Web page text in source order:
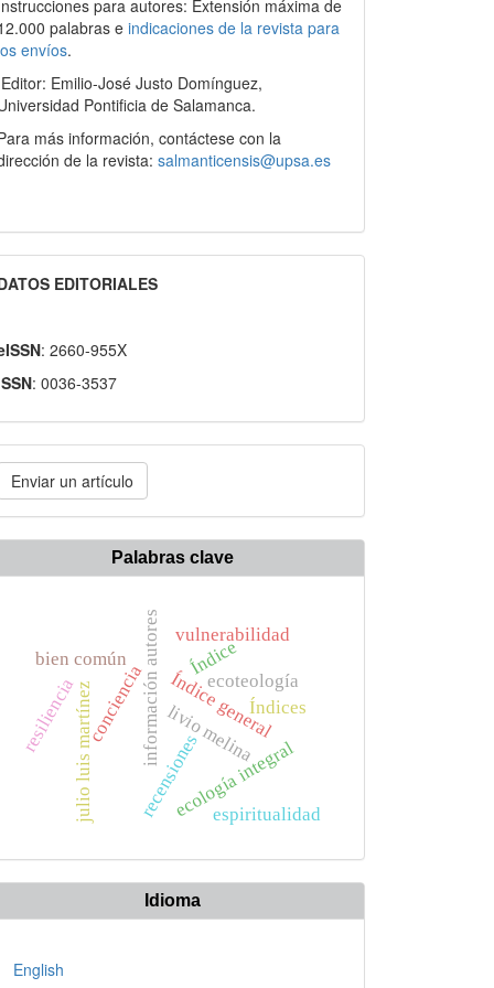
para autores: Extensión máxima de
palabras e indicaciones de la revista para
envíos.
Emilio-José Justo Domínguez,
Pontificia de Salamanca.
más información, contáctese con la
de la revista: salmanticensis@upsa.es
EDITORIALES
: 2660-955X
: 0036-3537
Enviar un artículo
Palabras clave
recensiones
información autoreslivio melina
conciencia
julio luis martínez ecoteología
ecología integral
bien común
Índice general
Índice
vulnerabilidad
resiliencia
espiritualidad
Índices
Idioma
English